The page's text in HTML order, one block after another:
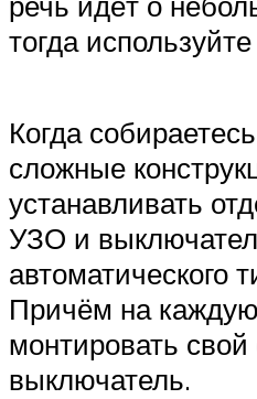
тогда
Когда
сложные
устанавливать
УЗО и
автоматического
Причём на
монтировать
выключатель.